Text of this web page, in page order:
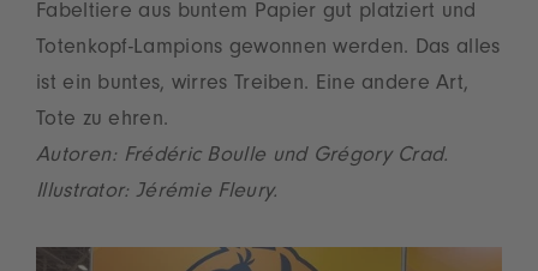
Fabeltiere aus buntem Papier gut platziert und
Totenkopf-Lampions gewonnen werden. Das alles
ist ein buntes, wirres Treiben. Eine andere Art,
Tote zu ehren.
Autoren: Frédéric Boulle und Grégory Crad.
Illustrator: Jérémie Fleury.